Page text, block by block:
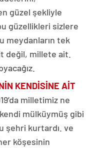
güzel şekliyle
güzellikleri sizlere
meydanların tek
değil, millete ait.
KENDİSİNE AİT
milletimiz ne
mülküymüş gibi
şehri kurtardı. ve
köşesinin